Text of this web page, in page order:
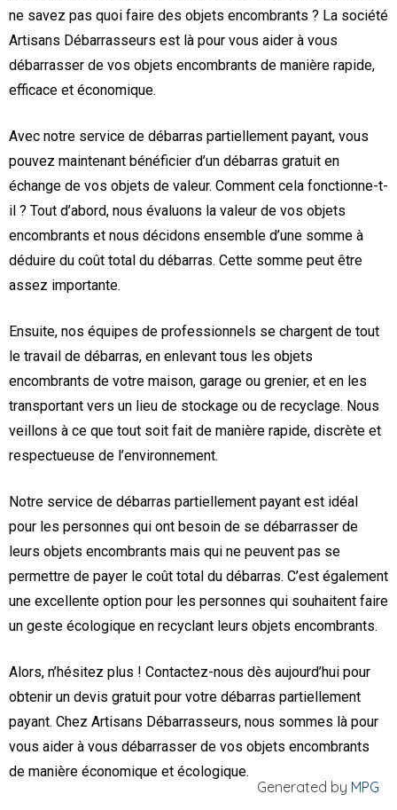
ne savez pas quoi faire des objets encombrants ? La société
Artisans Débarrasseurs est là pour vous aider à vous
débarrasser de vos objets encombrants de manière rapide,
efficace et économique.
Avec notre service de débarras partiellement payant, vous
pouvez maintenant bénéficier d’un débarras gratuit en
échange de vos objets de valeur. Comment cela fonctionne-t-
il ? Tout d’abord, nous évaluons la valeur de vos objets
encombrants et nous décidons ensemble d’une somme à
déduire du coût total du débarras. Cette somme peut être
assez importante.
Ensuite, nos équipes de professionnels se chargent de tout
le travail de débarras, en enlevant tous les objets
encombrants de votre maison, garage ou grenier, et en les
transportant vers un lieu de stockage ou de recyclage. Nous
veillons à ce que tout soit fait de manière rapide, discrète et
respectueuse de l’environnement.
Notre service de débarras partiellement payant est idéal
pour les personnes qui ont besoin de se débarrasser de
leurs objets encombrants mais qui ne peuvent pas se
permettre de payer le coût total du débarras. C’est également
une excellente option pour les personnes qui souhaitent faire
un geste écologique en recyclant leurs objets encombrants.
Alors, n’hésitez plus ! Contactez-nous dès aujourd’hui pour
obtenir un devis gratuit pour votre débarras partiellement
payant. Chez Artisans Débarrasseurs, nous sommes là pour
vous aider à vous débarrasser de vos objets encombrants
de manière économique et écologique.
Generated by MPG